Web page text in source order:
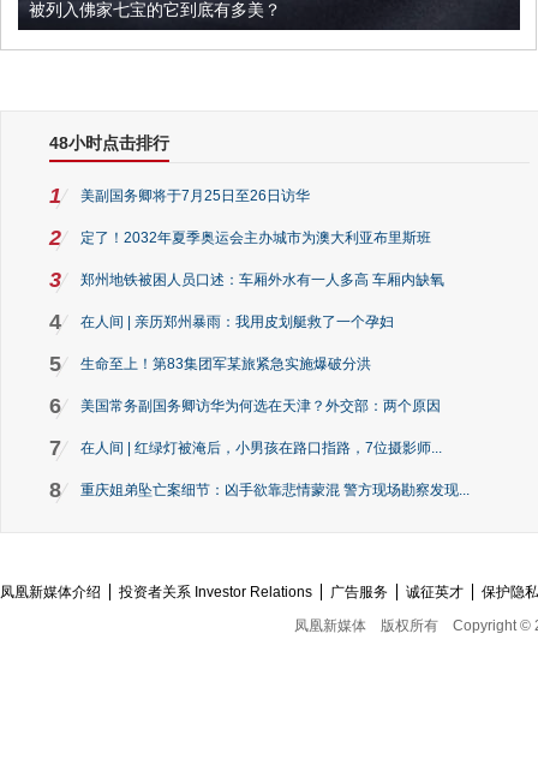
被列入佛家七宝的它到底有多美？
48小时点击排行
1 美副国务卿将于7月25日至26日访华
2 定了！2032年夏季奥运会主办城市为澳大利亚布里斯班
3 郑州地铁被困人员口述：车厢外水有一人多高 车厢内缺氧
4 在人间 | 亲历郑州暴雨：我用皮划艇救了一个孕妇
5 生命至上！第83集团军某旅紧急实施爆破分洪
6 美国常务副国务卿访华为何选在天津？外交部：两个原因
7 在人间 | 红绿灯被淹后，小男孩在路口指路，7位摄影师...
8 重庆姐弟坠亡案细节：凶手欲靠悲情蒙混 警方现场勘察发现...
凤凰新媒体介绍 投资者关系 Investor Relations 广告服务 诚征英才
保护隐
凤凰新媒体
版权所有 Copyright ©